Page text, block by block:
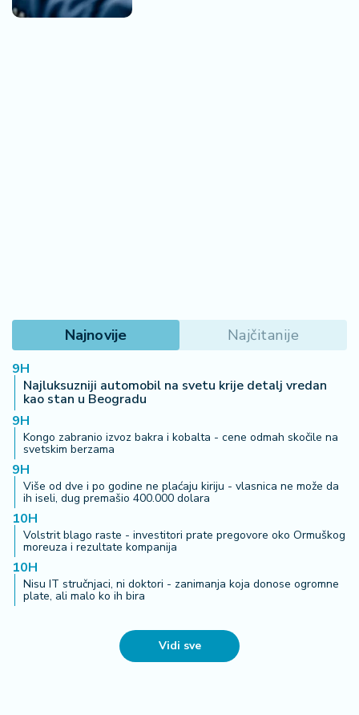
Najnovije Najčitanije
9H
Najluksuzniji automobil na svetu krije detalj vredan
kao stan u Beogradu
9H
Kongo zabranio izvoz bakra i kobalta - cene odmah skočile na
svetskim berzama
9H
Više od dve i po godine ne plaćaju kiriju - vlasnica ne može da
ih iseli, dug premašio 400.000 dolara
10H
Volstrit blago raste - investitori prate pregovore oko Ormuškog
moreuza i rezultate kompanija
10H
Nisu IT stručnjaci, ni doktori - zanimanja koja donose ogromne
plate, ali malo ko ih bira
Vidi sve